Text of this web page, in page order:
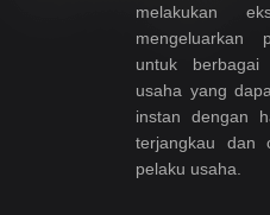
melakukan
mengeluarkan
untuk
usaha yang
instan dengan
terjangkau dan
pelaku usaha.